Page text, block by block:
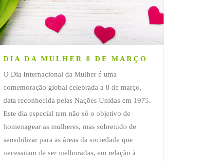
DIA DA MULHER 8 DE MARÇO
O Dia Internacional da Mulher é uma
comemoração global celebrada a 8 de março,
data reconhecida pelas Nações Unidas em 1975.
Este dia especial tem não só o objetivo de
homenagear as mulheres, mas sobretudo de
sensibilizar para as áreas da sociedade que
necessitam de ser melhoradas, em relação à